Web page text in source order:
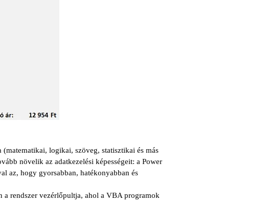
(matematikai, logikai, szöveg, statisztikai és más
növelik az adatkezelési képességeit: a Power
az, hogy gyorsabban, hatékonyabban és
a rendszer vezérlőpultja, ahol a VBA programok